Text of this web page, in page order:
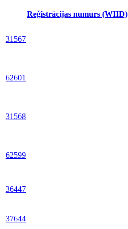
Reģistrācijas numurs (WIID)
31567
62601
31568
62599
36447
37644